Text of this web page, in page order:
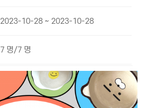
2023-10-28 ~ 2023-10-28
7 명/7 명